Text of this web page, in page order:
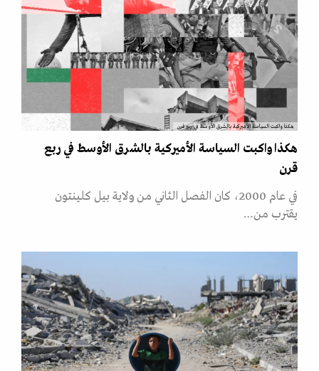
هكذا واكبت السياسة الأميركية بالشرق الأوسط في ربع قرن
هكذا واكبت السياسة الأميركية بالشرق الأوسط في ربع
قرن
في عام 2000، كان الفصل الثاني من ولاية بيل كلينتون
يقترب من…